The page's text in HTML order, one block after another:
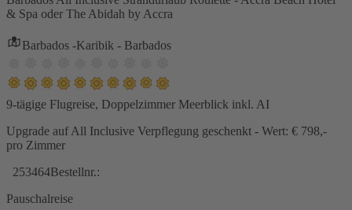
& Spa oder The Abidah by Accra
Barbados -Karibik - Barbados
9-tägige Flugreise, Doppelzimmer Meerblick inkl. AI
Upgrade auf All Inclusive Verpflegung geschenkt - Wert: € 798,-
pro Zimmer
253464Bestellnr.:
Pauschalreise